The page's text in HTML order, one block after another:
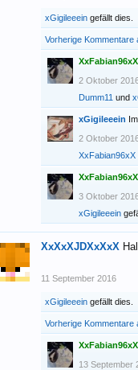
xGigileeein gefällt dies.
Vorherige Kommentare
XxFabian96xX
2 Oktober
Dumm11 und
xGigileeein
2 Oktober
XxFabian96xX
XxFabian96xX
3 Oktober
xGigileeein
XxXxXJDXxXxX
11 September 2016
xGigileeein gefällt dies.
Vorherige Kommentare
XxFabian96xX
13 September